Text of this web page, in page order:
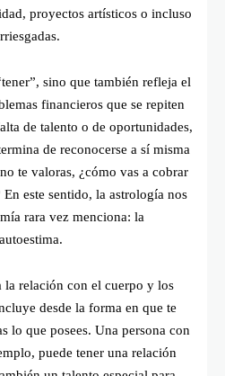
proyectos artísticos o incluso
sino que también refleja el
financieros que se repiten
de talento o de oportunidades,
de reconocerse a sí misma
te valoras, ¿cómo vas a cobrar
este sentido, la astrología nos
rara vez menciona: la
la relación con el cuerpo y los
desde la forma en que te
lo que posees. Una persona con
puede tener una relación